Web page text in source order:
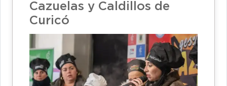
Cazuelas y Caldillos de
Curicó